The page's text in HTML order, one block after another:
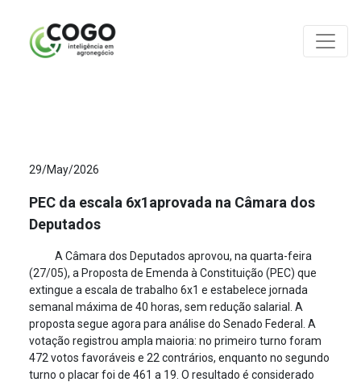
29/May/2026
PEC da escala 6x1aprovada na Câmara dos
Deputados
A Câmara dos Deputados aprovou, na quarta-feira
(27/05), a Proposta de Emenda à Constituição (PEC) que
extingue a escala de trabalho 6x1 e estabelece jornada
semanal máxima de 40 horas, sem redução salarial. A
proposta segue agora para análise do Senado Federal. A
votação registrou ampla maioria: no primeiro turno foram
472 votos favoráveis e 22 contrários, enquanto no segundo
turno o placar foi de 461 a 19. O resultado é considerado